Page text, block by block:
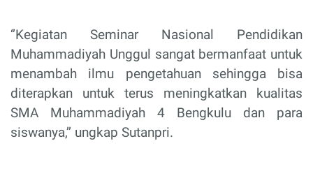
‘’Kegiatan Seminar Nasional Pendidikan
Muhammadiyah Unggul sangat bermanfaat untuk
menambah ilmu pengetahuan sehingga bisa
diterapkan untuk terus meningkatkan kualitas
SMA Muhammadiyah 4 Bengkulu dan para
siswanya,’’ ungkap Sutanpri.